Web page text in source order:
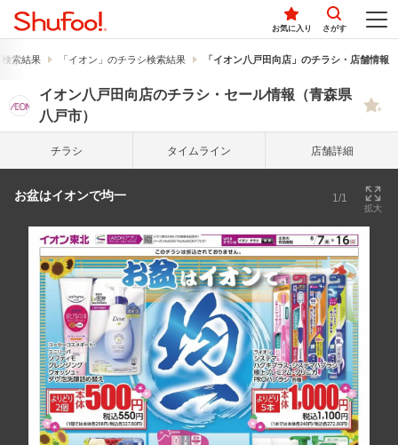
お気に入り さがす
索結果 「イオン」のチラシ検索結果 「イオン八戸田向店」のチラシ・店舗情報
イオン八戸田向店のチラシ・セール情報（青森県
八戸市）
チラシ タイム ライン 店舗詳細
お盆はイオンで均一 1/1
拡大